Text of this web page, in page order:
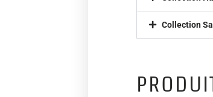
Collection